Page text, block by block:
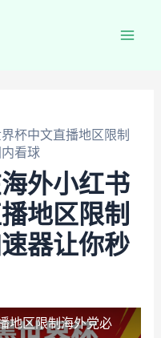
杯中文直播地区限制
看球
外小红书
地区限制
器让你秒
地区限制海外党必